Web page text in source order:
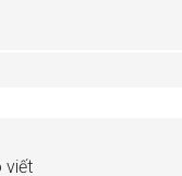
viết